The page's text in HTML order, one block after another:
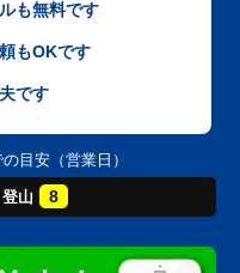
も無料です
もOKです
です
目安（営業日）
登山 8